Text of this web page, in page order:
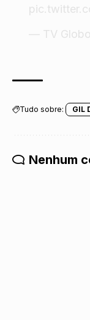
— TV
Tudo sobre: GIL
Nenhum